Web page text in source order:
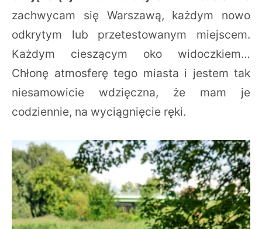
zachwycam się Warszawą, każdym nowo
odkrytym lub przetestowanym miejscem.
Każdym cieszącym oko widoczkiem…
Chłonę atmosferę tego miasta i jestem tak
niesamowicie wdzięczna, że mam je
codziennie, na wyciągnięcie ręki.